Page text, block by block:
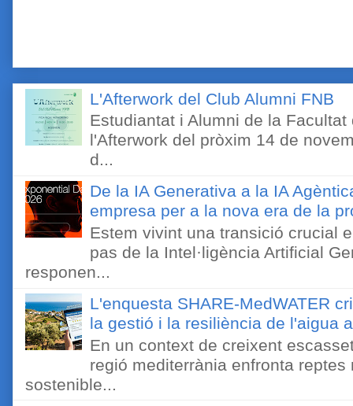
L'Afterwork del Club Alumni FNB
Estudiantat i Alumni de la
l'Afterwork del pròxim 14 de
d...
De la IA Generativa a la IA
empresa per a la nova era de la
Estem vivint una transició crucial
pas de la Intel·ligència Artificial
responen...
L'enquesta SHARE-MedWATER
la gestió i la resiliència de l'aigua
En un context de creixent
regió mediterrània enfronta
sostenible...